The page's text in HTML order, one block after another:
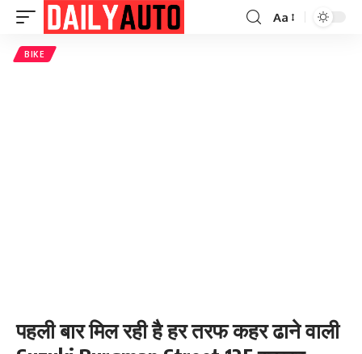
Font
Aa
BIKE
पहली बार मिल रही है हर तरफ कहर ढाने वाली